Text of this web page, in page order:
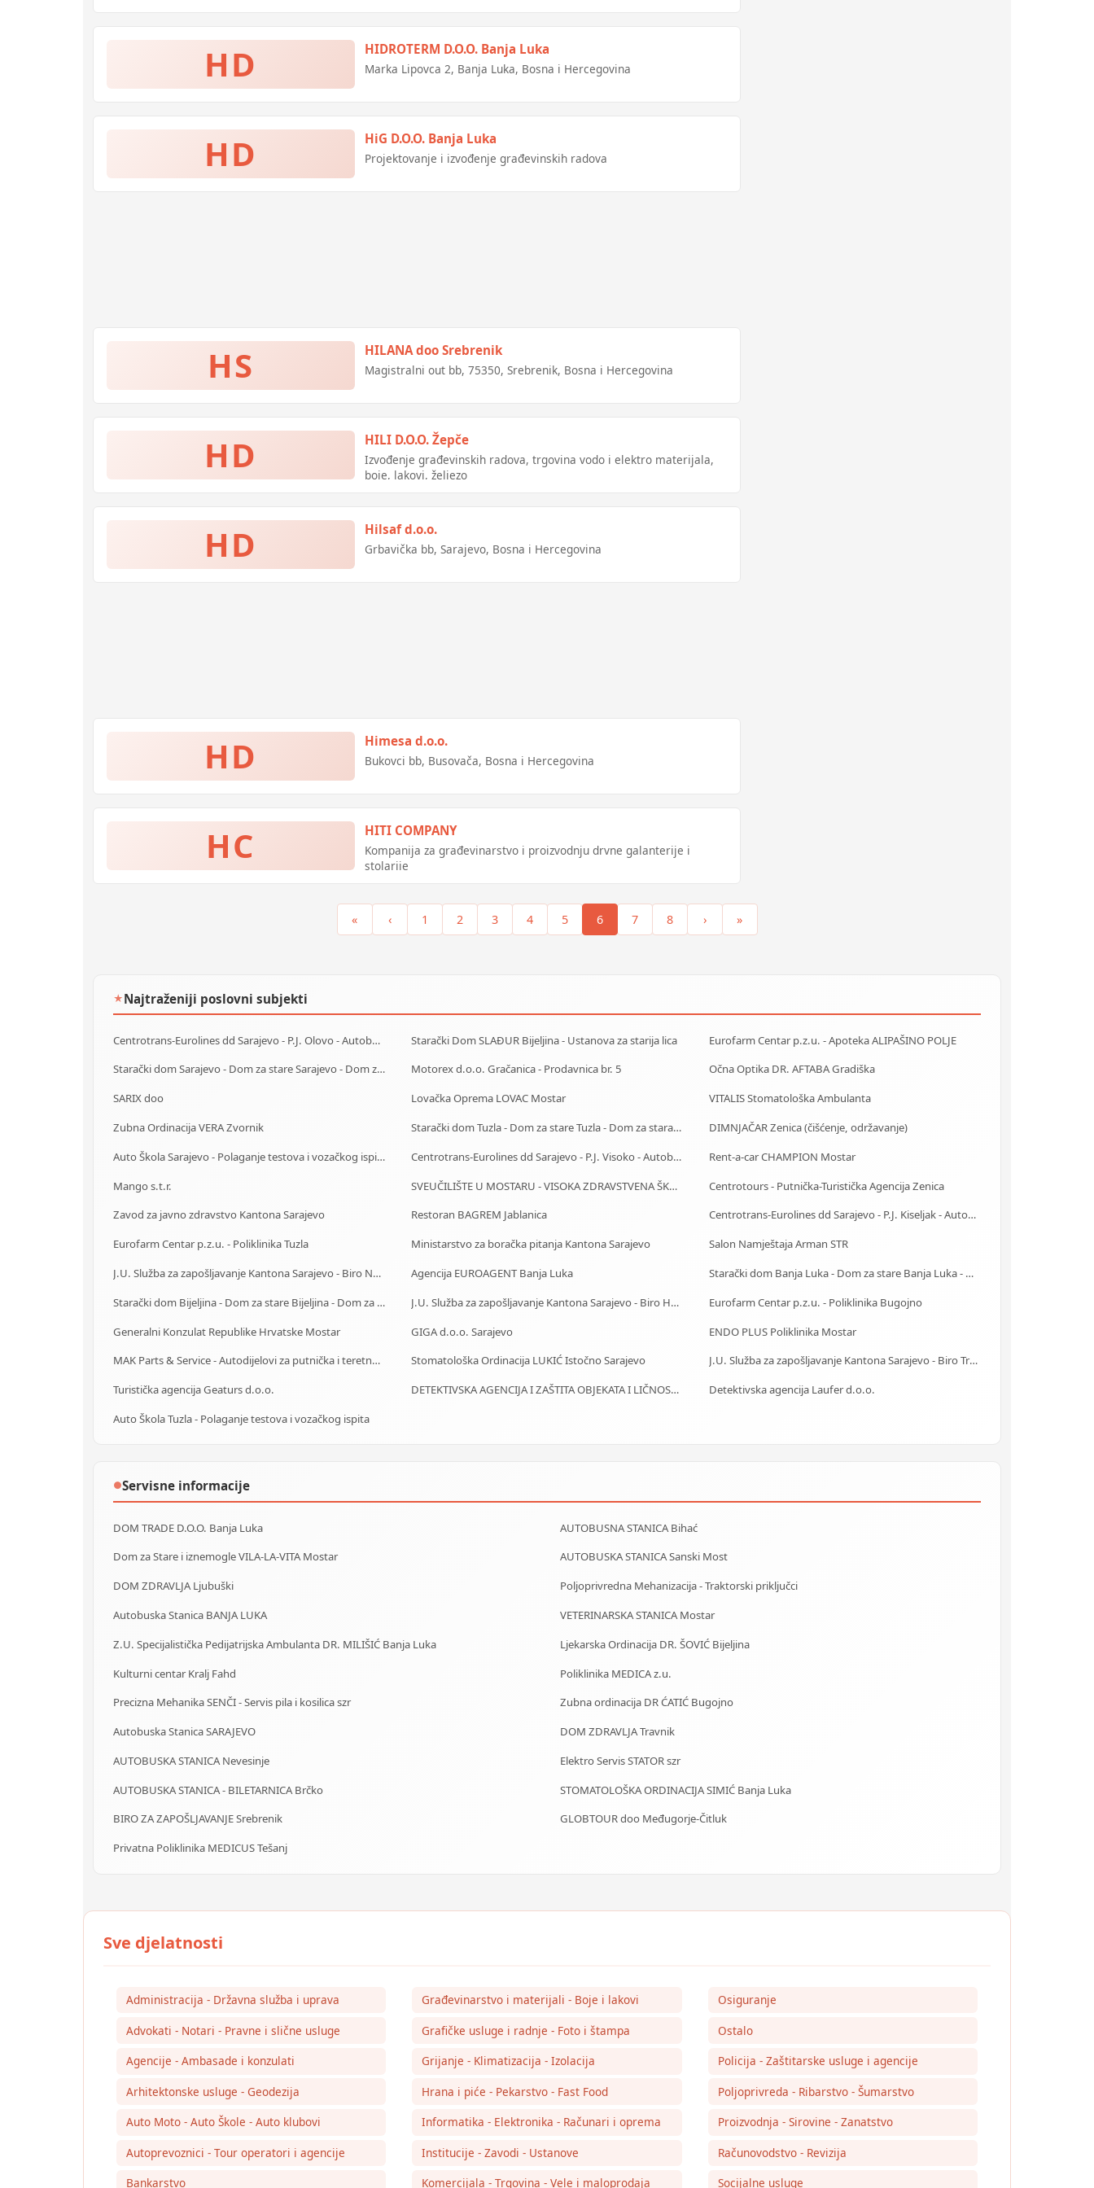
HD HIDROTERM D.O.O. Banja Luka
Marka Lipovca 2, Banja Luka, Bosna i Hercegovina
HD HiG D.O.O. Banja Luka
Projektovanje i izvođenje građevinskih radova
HS HILANA doo Srebrenik
Magistralni out bb, 75350, Srebrenik, Bosna i Hercegovina
HD HILI D.O.O. Žepče
Izvođenje građevinskih radova, trgovina vodo i elektro materijala,
boje, lakovi, željezo
HD Hilsaf d.o.o.
Grbavička bb, Sarajevo, Bosna i Hercegovina
HD Himesa d.o.o.
Bukovci bb, Busovača, Bosna i Hercegovina
HC HITI COMPANY
Kompanija za građevinarstvo i proizvodnju drvne galanterije i
stolarije
« ‹ 1 2 3 4 5 6 7 8 › »
★Najtraženiji poslovni subjekti
Centrotrans-Eurolines dd Sarajevo - P.J. Olovo - Autobuska stanica Starački Dom SLAĐUR Bijeljina - Ustanova za starija lica
Eurofarm Centar p.z.u. - Apoteka ALIPAŠINO POLJE
Starački dom Sarajevo - Dom za stare Sarajevo - Dom za stara lica Sarajevo
Motorex d.o.o. Gračanica - Prodavnica br. 5
Očna Optika DR. AFTABA Gradiška
SARIX doo
Lovačka Oprema LOVAC Mostar
VITALIS Stomatološka Ambulanta
Zubna Ordinacija VERA Zvornik
Starački dom Tuzla - Dom za stare Tuzla - Dom za stara lica Tuzla
DIMNJAČAR Zenica (čišćenje, održavanje)
Auto Škola Sarajevo - Polaganje testova i vozačkog ispita
Centrotrans-Eurolines dd Sarajevo - P.J. Visoko - Autobuska stanica
Rent-a-car CHAMPION Mostar
Mango s.t.r.
SVEUČILIŠTE U MOSTARU - VISOKA ZDRAVSTVENA ŠKOLA
Centrotours - Putnička-Turistička Agencija Zenica
Zavod za javno zdravstvo Kantona Sarajevo
Restoran BAGREM Jablanica
Centrotrans-Eurolines dd Sarajevo - P.J. Kiseljak - Autobuska stanica
Eurofarm Centar p.z.u. - Poliklinika Tuzla
Ministarstvo za boračka pitanja Kantona Sarajevo
Salon Namještaja Arman STR
J.U. Služba za zapošljavanje Kantona Sarajevo - Biro Novi Grad
Agencija EUROAGENT Banja Luka
Starački dom Banja Luka - Dom za stare Banja Luka - Dom za stara lica Banjaluka
Starački dom Bijeljina - Dom za stare Bijeljina - Dom za stara lica Bijeljina
J.U. Služba za zapošljavanje Kantona Sarajevo - Biro Hadžići
Eurofarm Centar p.z.u. - Poliklinika Bugojno
Generalni Konzulat Republike Hrvatske Mostar
GIGA d.o.o. Sarajevo
ENDO PLUS Poliklinika Mostar
MAK Parts & Service - Autodijelovi za putnička i teretna vozila Gračanica
Stomatološka Ordinacija LUKIĆ Istočno Sarajevo
J.U. Služba za zapošljavanje Kantona Sarajevo - Biro Trnovo
Turistička agencija Geaturs d.o.o.
DETEKTIVSKA AGENCIJA I ZAŠTITA OBJEKATA I LIČNOSTI ALFA DM Travnik
Detektivska agencija Laufer d.o.o.
Auto Škola Tuzla - Polaganje testova i vozačkog ispita
●Servisne informacije
DOM TRADE D.O.O. Banja Luka
AUTOBUSNA STANICA Bihać
Dom za Stare i iznemogle VILA-LA-VITA Mostar
AUTOBUSKA STANICA Sanski Most
DOM ZDRAVLJA Ljubuški
Poljoprivredna Mehanizacija - Traktorski priključci
Autobuska Stanica BANJA LUKA
VETERINARSKA STANICA Mostar
Z.U. Specijalistička Pedijatrijska Ambulanta DR. MILIŠIĆ Banja Luka
Ljekarska Ordinacija DR. ŠOVIĆ Bijeljina
Kulturni centar Kralj Fahd
Poliklinika MEDICA z.u.
Precizna Mehanika SENČI - Servis pila i kosilica szr
Zubna ordinacija DR ĆATIĆ Bugojno
Autobuska Stanica SARAJEVO
DOM ZDRAVLJA Travnik
AUTOBUSKA STANICA Nevesinje
Elektro Servis STATOR szr
AUTOBUSKA STANICA - BILETARNICA Brčko
STOMATOLOŠKA ORDINACIJA SIMIĆ Banja Luka
BIRO ZA ZAPOŠLJAVANJE Srebrenik
GLOBTOUR doo Međugorje-Čitluk
Privatna Poliklinika MEDICUS Tešanj
Administracija - Državna služba i uprava
Advokati - Notari - Pravne i slične usluge
Agencije - Ambasade i konzulati
Arhitektonske usluge - Geodezija
Auto Moto - Auto Škole - Auto klubovi
Autoprevoznici - Tour operatori i agencije
Bankarstvo
Građevinarstvo i materijali - Boje i lakovi
Grafičke usluge i radnje - Foto i štampa
Grijanje - Klimatizacija - Izolacija
Hrana i piće - Pekarstvo - Fast Food
Informatika - Elektronika - Računari i oprema
Institucije - Zavodi - Ustanove
Komercijala - Trgovina - Vele i maloprodaja
Osiguranje
Ostalo
Policija - Zaštitarske usluge i agencije
Poljoprivreda - Ribarstvo - Šumarstvo
Proizvodnja - Sirovine - Zanatstvo
Računovodstvo - Revizija
Socijalne usluge